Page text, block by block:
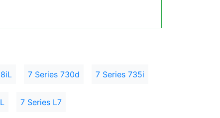
7 Series 730d 7 Series 735i
7 Series L7